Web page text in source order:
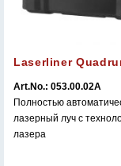
Laserliner
Art.No.: 053.00.02A
Полностью
лазерный луч с
лазера